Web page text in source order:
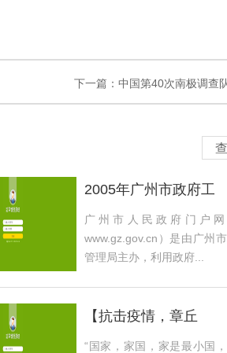
下一篇： 中国第40次南极调查
2005年广州市政府工
广州市人民政府门户网
www.gz.gov.cn）是由广州
管理局主办，利用政府...
【抗击疫情，章丘
“国家，家国，家是最小国，